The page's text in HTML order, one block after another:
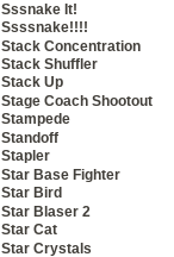
Sssnake It!
Ssssnake!!!!
Stack Concentration
Stack Shuffler
Stack Up
Stage Coach Shootout
Stampede
Standoff
Stapler
Star Base Fighter
Star Bird
Star Blaser 2
Star Cat
Star Crystals